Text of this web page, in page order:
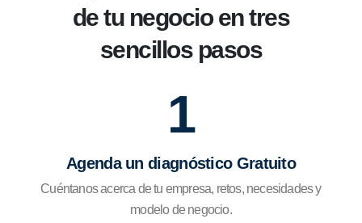
de tu negocio en tres
sencillos pasos
1
Agenda un diagnóstico Gratuito
Cuéntanos acerca de tu empresa, retos, necesidades y
modelo de negocio.